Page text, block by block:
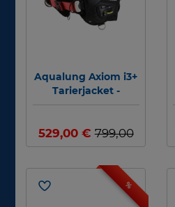
Aqualung Axiom i3+
Tarierjacket -
Damen #
529,00 €799,00
€
%